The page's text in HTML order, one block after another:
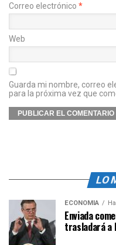
Correo electrónico *
Web
Guarda mi nombre, correo
para la próxima vez que
LO
ECONOMÍA
Enviada
trasladará a